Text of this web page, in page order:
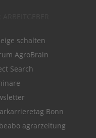
schalten
AgroBrain
Search
Bonn
agrarzeitung